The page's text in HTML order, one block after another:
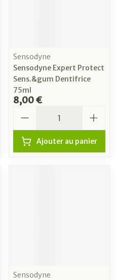
Sensodyne
Sensodyne Expert Protect
Sens.&gum Dentifrice
75ml
8,00 €
Ajouter au panier
Sensodyne